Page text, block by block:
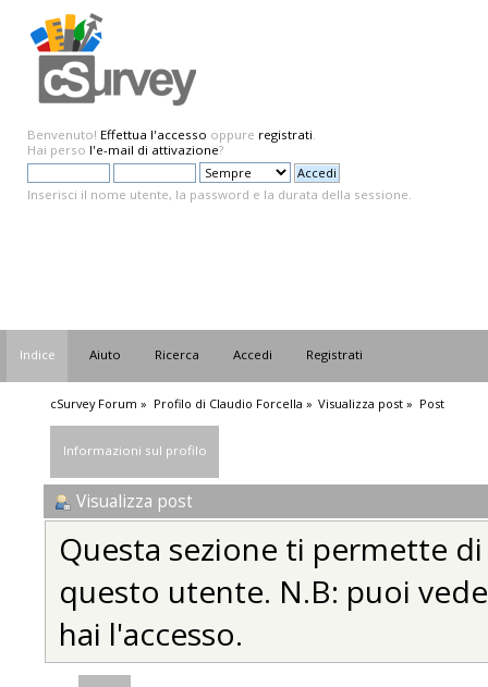
Benvenuto! Effettua l'accesso oppure registrati.
Hai perso l'e-mail di attivazione?
Inserisci il nome utente, la password e la durata della sessione.
Indice Aiuto Ricerca Accedi Registrati
cSurvey Forum » Profilo di Claudio Forcella » Visualizza post » Post
Informazioni sul profilo
Visualizza post
Questa sezione ti permette
questo utente. N.B: puoi
hai l'accesso.